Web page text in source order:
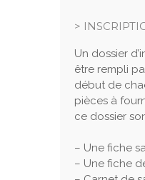
>
Un dossier
être rempli
début de
pièces à
ce dossier
– Une fiche
– Une fiche